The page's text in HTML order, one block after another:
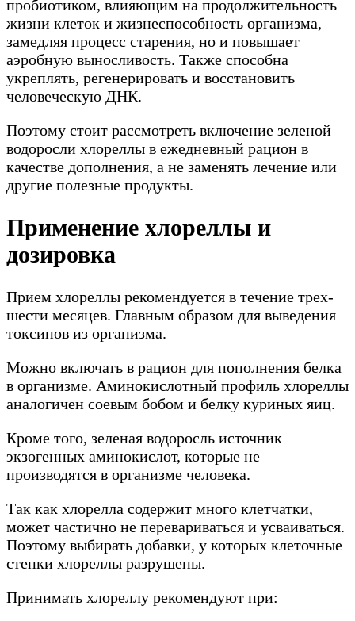
пробиотиком, влияющим на продолжительность
жизни клеток и жизнеспособность организма,
замедляя процесс старения, но и повышает
аэробную выносливость. Также способна
укреплять, регенерировать и восстановить
человеческую ДНК.
Поэтому стоит рассмотреть включение зеленой
водоросли хлореллы в ежедневный рацион в
качестве дополнения, а не заменять лечение или
другие полезные продукты.
Применение хлореллы и
дозировка
Прием хлореллы рекомендуется в течение трех-
шести месяцев. Главным образом для выведения
токсинов из организма.
Можно включать в рацион для пополнения белка
в организме. Аминокислотный профиль хлореллы
аналогичен соевым бобом и белку куриных яиц.
Кроме того, зеленая водоросль источник
экзогенных аминокислот, которые не
производятся в организме человека.
Так как хлорелла содержит много клетчатки,
может частично не перевариваться и усваиваться.
Поэтому выбирать добавки, у которых клеточные
стенки хлореллы разрушены.
Принимать хлореллу рекомендуют при: